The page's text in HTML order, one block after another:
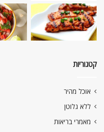
קטגוריות
אוכל מהיר
ללא גלוטן
מאמרי בריאות